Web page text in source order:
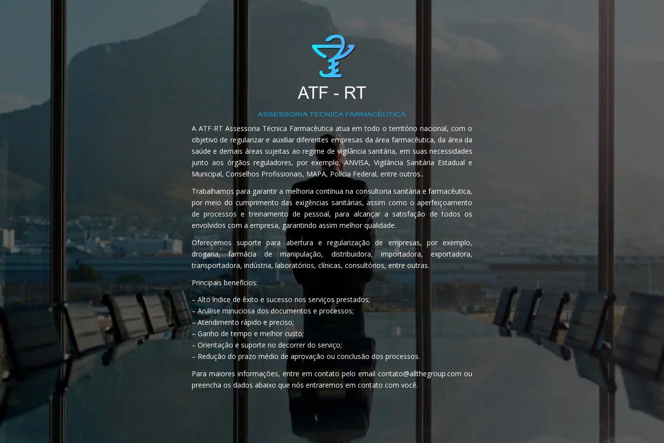
A ATF-RT Assessoria Técnica Farmacêutica atua em todo o território nacional, com o
objetivo de regularizar e auxiliar diferentes empresas da área farmacêutica, da área da
saúde e demais áreas sujeitas ao regime de vigilância sanitária, em suas necessidades
junto aos órgãos reguladores, por exemplo, ANVISA, Vigilância Sanitária Estadual e
Municipal, Conselhos Profissionais, MAPA, Polícia Federal, entre outros..
Trabalhamos para garantir a melhoria contínua na consultoria sanitária e farmacêutica,
por meio do cumprimento das exigências sanitárias, assim como o aperfeiçoamento
de processos e treinamento de pessoal, para alcançar a satisfação de todos os
envolvidos com a empresa, garantindo assim melhor qualidade.
Oferecemos suporte para abertura e regularização de empresas, por exemplo,
drogaria, farmácia de manipulação, distribuidora, importadora, exportadora,
transportadora, indústria, laboratórios, clínicas, consultórios, entre outras.
Principais benefícios:
– Alto índice de êxito e sucesso nos serviços prestados;
– Análise minuciosa dos documentos e processos;
– Atendimento rápido e preciso;
– Ganho de tempo e melhor custo;
– Orientação e suporte no decorrer do serviço;
– Redução do prazo médio de aprovação ou conclusão dos processos.
Para maiores informações, entre em contato pelo email contato@allthegroup.com ou
preencha os dados abaixo que nós entraremos em contato com você.